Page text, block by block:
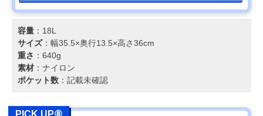
容量 ：18L
サイズ：幅35.5×奥行13.5×高さ36cm
重さ ：640g
素材 ：ナイロン
ポケット数 ：記載未確認
PICK UP⑧